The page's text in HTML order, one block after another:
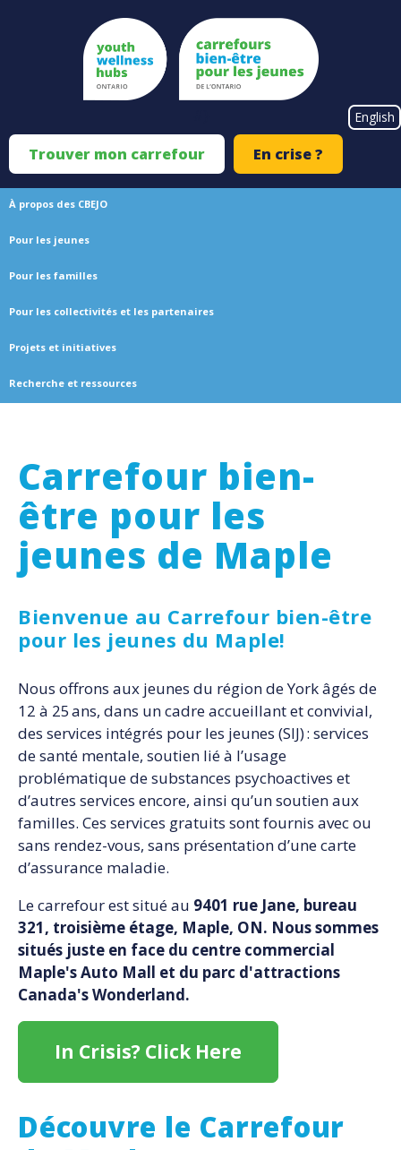
English
Top
Menu
Trouver mon carrefour En crise ?
Main
À propos des CBEJO
Pour les jeunes
Pour les familles
Pour les collectivités et les partenaires
Projets et initiatives
Recherche et ressources
Carrefour bien-
être pour les
jeunes de Maple
Bienvenue au Carrefour bien-être
pour les jeunes du Maple!
Nous offrons aux jeunes du région de York âgés de
12 à 25 ans, dans un cadre accueillant et convivial,
des services intégrés pour les jeunes (SIJ) : services
de santé mentale, soutien lié à l’usage
problématique de substances psychoactives et
d’autres services encore, ainsi qu’un soutien aux
familles. Ces services gratuits sont fournis avec ou
sans rendez-vous, sans présentation d’une carte
d’assurance maladie.
Le carrefour est situé au 9401 rue Jane, bureau
321, troisième étage, Maple, ON. Nous sommes
situés juste en face du centre commercial
Maple's Auto Mall et du parc d'attractions
Canada's Wonderland.
In Crisis? Click Here
Découvre le Carrefour